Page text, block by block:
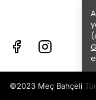
©2023 Meç Bahçeli